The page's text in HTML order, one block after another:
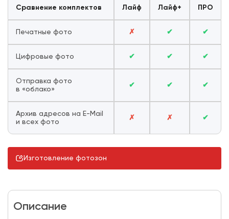
Сравнение комплектов Лайф Лайф+ ПРО
Печатные фото ✗ ✔ ✔
Цифровые фото ✔ ✔ ✔
Отправка фото
в «облако»
✔ ✔ ✔
Архив адресов на E-Mail
и всех фото
✗ ✗ ✔
Изготовление фотозон
Описание